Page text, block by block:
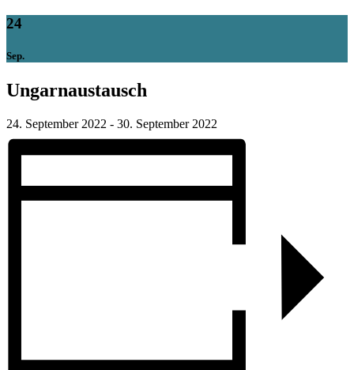
24
Sep.
Ungarnaustausch
24. September 2022 - 30. September 2022